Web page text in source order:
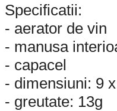
Specificatii:
- aerator de vin
- manusa
- capacel
- dimensiuni: 9
- greutate: 13g